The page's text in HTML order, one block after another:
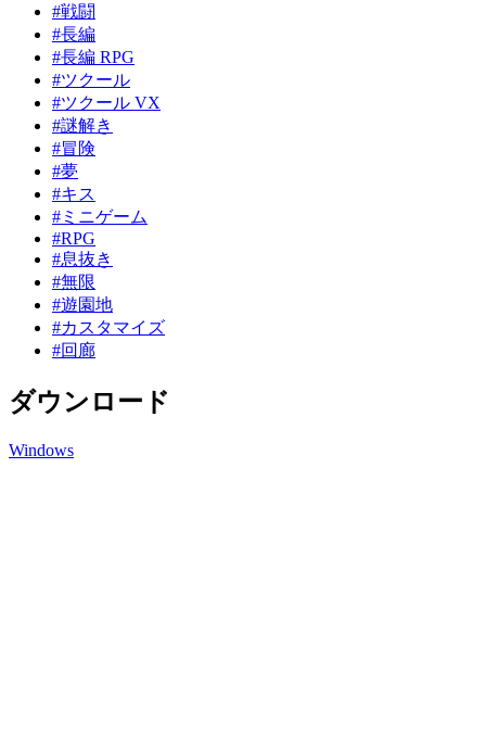
#戦闘
#長編
#長編 RPG
#ツクール
#ツクール VX
#謎解き
#冒険
#夢
#キス
#ミニゲーム
#RPG
#息抜き
#無限
#遊園地
#カスタマイズ
#回廊
ダウンロード
Windows